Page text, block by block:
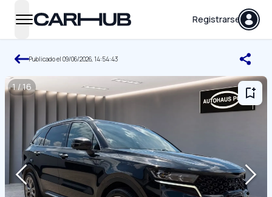
open navigation menu
Carhub Registrarse
Publicado el 09/06/2026, 14:54:43
1/16